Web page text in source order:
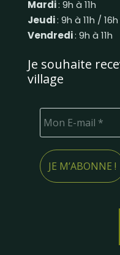
Mardi: 9h à 11h
Jeudi: 9h à 11h /
Vendredi: 9h à 11h
Je souhaite
village